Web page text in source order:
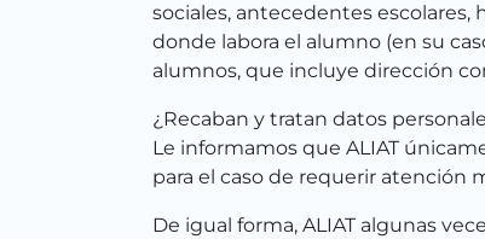
sociales, antecedentes
donde labora el alumno (en su
alumnos, que incluye dirección
¿Recaban y tratan datos
Le informamos que ALIAT
para el caso de requerir atención
De igual forma, ALIAT algunas